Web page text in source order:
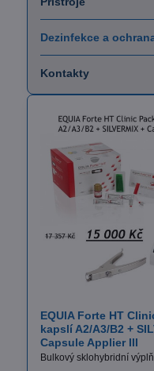
Dezinfekce a
Kontakty
EQUIA Forte HT
kapslí A2/A3/B2 +
Capsule Applier III
Bulkový sklohybridní